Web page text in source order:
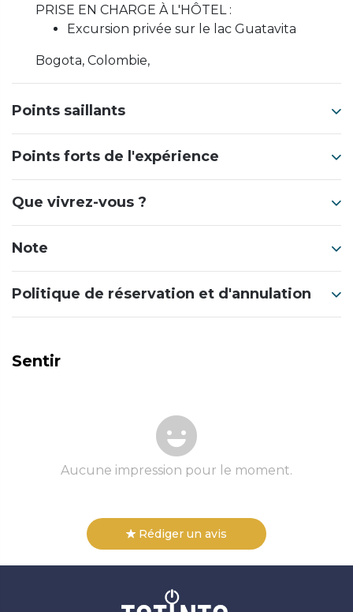
PRISE EN CHARGE À L'HÔTEL :
Excursion privée sur le lac Guatavita
Bogota, Colombie,
Points saillants
Points forts de l'expérience
Que vivrez-vous ?
Note
Politique de réservation et d'annulation
Sentir
Aucune impression pour le moment.
Rédiger un avis